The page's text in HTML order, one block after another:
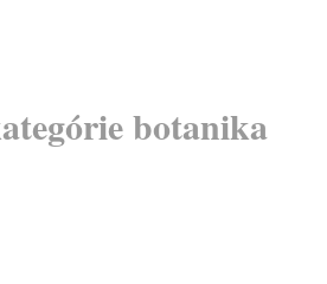
botanika